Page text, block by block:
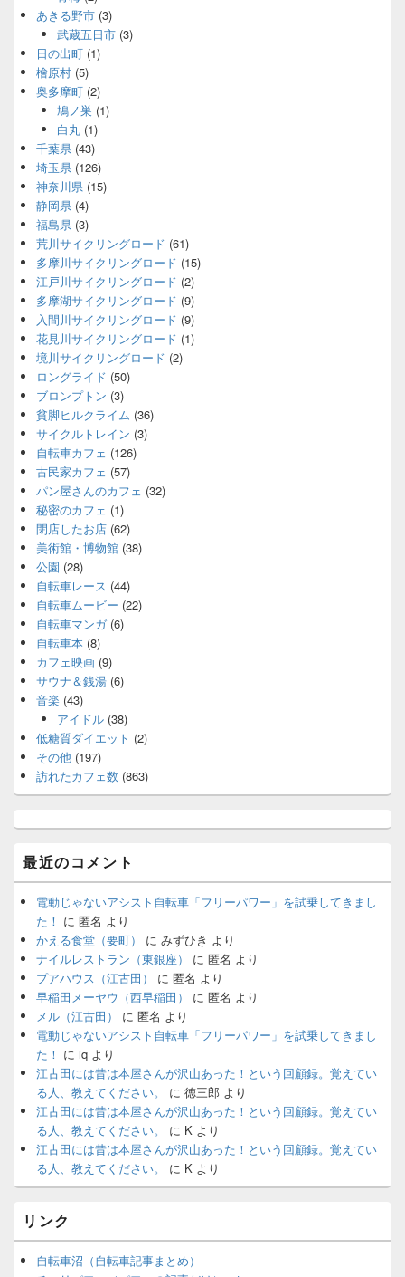
あきる野市 (3)
武蔵五日市(3)
日の出町 (1)
檜原村 (5)
奥多摩町 (2)
鳩ノ巣 (1)
白丸(1)
千葉県 (43)
埼玉県 (126)
神奈川県 (15)
静岡県 (4)
福島県 (3)
荒川サイクリングロード (61)
多摩川サイクリングロード (15)
江戸川サイクリングロード (2)
多摩湖サイクリングロード (9)
入間川サイクリングロード (9)
花見川サイクリングロード (1)
境川サイクリングロード (2)
ロングライド (50)
ブロンプトン (3)
貧脚ヒルクライム (36)
サイクルトレイン (3)
自転車カフェ (126)
古民家カフェ (57)
パン屋さんのカフェ (32)
秘密のカフェ (1)
閉店したお店 (62)
美術館・博物館 (38)
公園 (28)
自転車レース (44)
自転車ムービー (22)
自転車マンガ(6)
自転車本 (8)
カフェ映画 (9)
サウナ＆銭湯 (6)
音楽 (43)
アイドル(38)
低糖質ダイエット (2)
その他 (197)
訪れたカフェ数 (863)
最近のコメント
電動じゃないアシスト自転車「フリーパワー」を試乗してきまし
た！ に 匿名 より
かえる食堂（要町）
に みずひき より
ナイルレストラン（東銀座）
に 匿名 より
プアハウス（江古田）
に 匿名 より
早稲田メーヤウ（西早稲田）
に 匿名 より
メル（江古田）
に 匿名 より
電動じゃないアシスト自転車「フリーパワー」を試乗してきまし
た！ に iq より
江古田には昔は本屋さんが沢山あった！という回顧録。覚えてい
る人、教えてください。
に 徳三郎 より
江古田には昔は本屋さんが沢山あった！という回顧録。覚えてい
る人、教えてください。
に K より
江古田には昔は本屋さんが沢山あった！という回顧録。覚えてい
る人、教えてください。
に K より
リンク
自転車沼（自転車記事まとめ）